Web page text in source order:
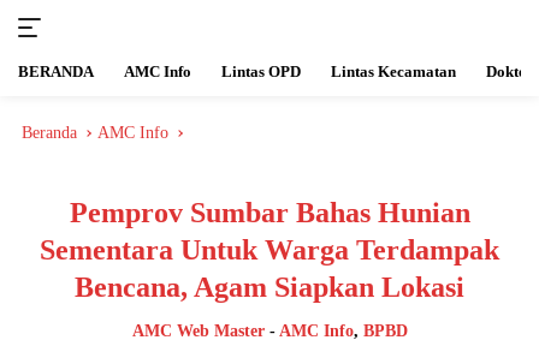
BERANDA AMC Info Lintas OPD Lintas Kecamatan
Beranda AMC Info
Pemprov Sumbar Bahas Hunian
Sementara Untuk Warga
Terdampak Bencana, Agam
Siapkan Lokasi